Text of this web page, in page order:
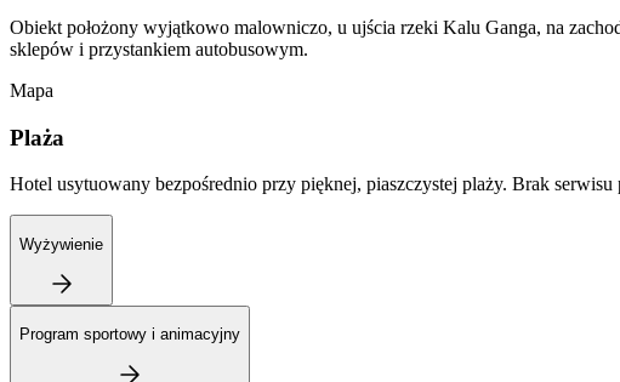
Obiekt położony wyjątkowo malowniczo, u ujścia rzeki Kalu Ganga, na
sklepów i przystankiem autobusowym.
Mapa
Plaża
Hotel usytuowany bezpośrednio przy pięknej, piaszczystej plaży. Brak serwisu
Wyżywienie
Program sportowy i animacyjny